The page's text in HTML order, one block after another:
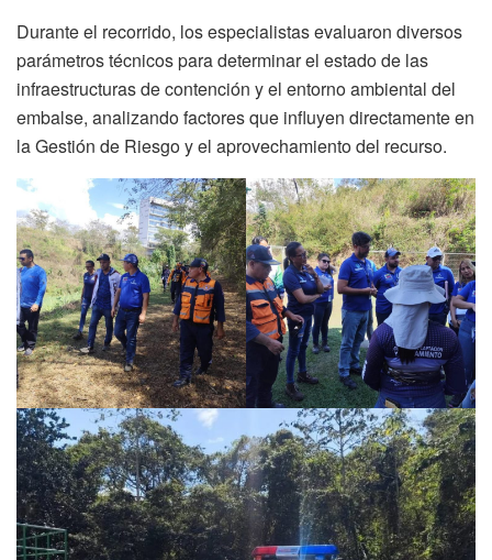
Durante el recorrido, los especialistas evaluaron diversos
parámetros técnicos para determinar el estado de las
infraestructuras de contención y el entorno ambiental del
embalse, analizando factores que influyen directamente en
la Gestión de Riesgo y el aprovechamiento del recurso.